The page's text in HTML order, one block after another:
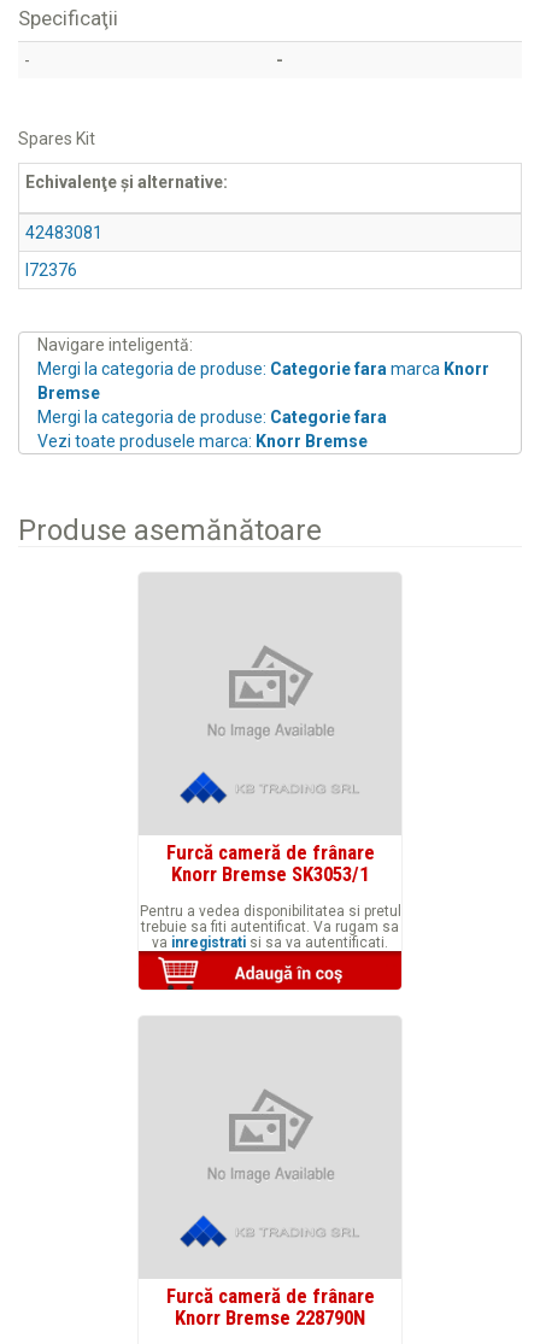
Specificaţii
- -
Spares Kit
Echivalenţe şi alternative:
42483081
I72376
Navigare inteligentă:
Mergi la categoria de produse: Categorie fara marca Knorr
Bremse
Mergi la categoria de produse: Categorie fara
Vezi toate produsele marca: Knorr Bremse
Produse asemănătoare
Furcă cameră de frânare
Knorr Bremse SK3053/1
Pentru a vedea disponibilitatea si pretul
trebuie sa fiti autentificat. Va rugam sa
va inregistrati si sa va autentificati.
Furcă cameră de frânare
Knorr Bremse 228790N